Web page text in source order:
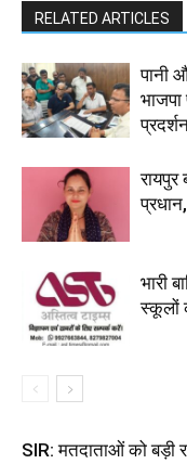
RELATED ARTICLES
पानी
रायपुर
भारी
स्कूलों
SIR: मतदाताओं को बड़ी